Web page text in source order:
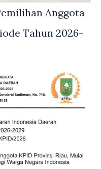
Anggota
Tahun 2026-